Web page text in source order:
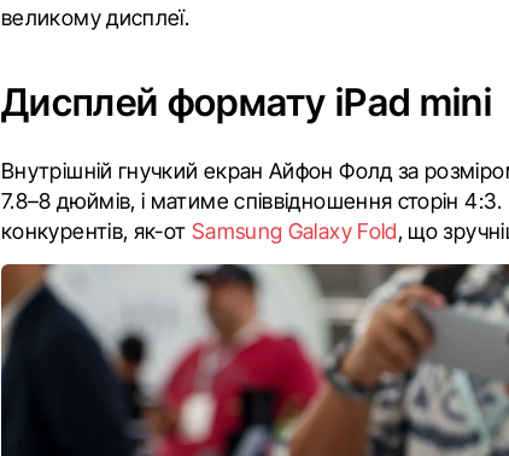
великому дисплеї.
Дисплей формату iPad mini
Внутрішній гнучкий екран Айфон Фолд за
7.8–8 дюймів, і матиме співвідношення сторін
конкурентів, як-от Samsung Galaxy Fold, що